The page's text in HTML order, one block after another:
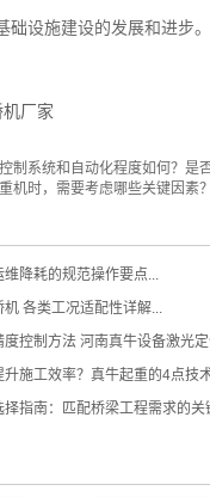
设施建设的发展和进步。
厂家
制系统和自动化程度如何？是
机时，需要考虑哪些关键因素？
维降耗的规范操作要点...
各类工况适配性详解...
度控制方法 河南真牛设备激光
升施工效率？真牛起重的4点技
择指南：匹配桥梁工程需求的关